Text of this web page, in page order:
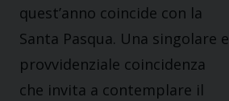
quest’anno coincide con la
Santa Pasqua. Una singolare e
provvidenziale coincidenza
che invita a contemplare il